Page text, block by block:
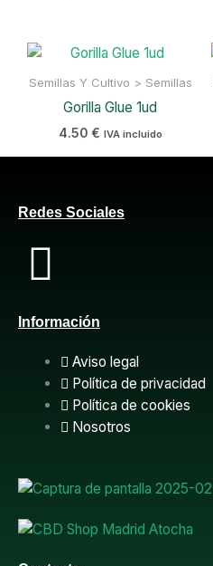
Semillas Y Cultivo > Semillas
Gorilla Glue 1ud
4.50 € IVA incluido
Redes Sociales
F
a
c
e
b
o
o
Información
Aviso legal
Política de privacidad
Política de cookies
Nosotros